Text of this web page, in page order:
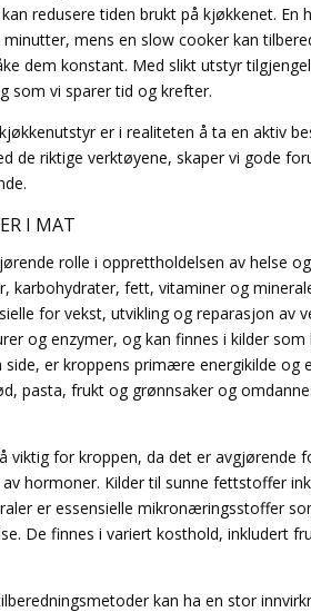
redusere tiden brukt på kjøkkenet. En
mens en slow cooker kan
dem konstant. Med slikt utstyr
som vi sparer tid og krefter.
er i realiteten å ta en aktiv
de riktige verktøyene, skaper vi gode
I MAT
rolle i opprettholdelsen av helse
karbohydrater, fett, vitaminer og
for vekst, utvikling og reparasjon av
og enzymer, og kan finnes i kilder
side, er kroppens primære energikilde og
pasta, frukt og grønnsaker og
for kroppen, da det er avgjørende
hormoner. Kilder til sunne fettstoffer
er essensielle mikronæringsstoffer
De finnes i variert kosthold, inkludert
kan ha en stor